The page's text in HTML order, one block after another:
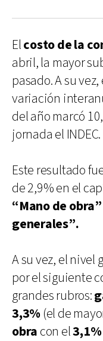
Elcosto de la
abril, la mayor
pasado. A su
variación
del año marcó
jornada el INDEC.
Este resultado
de 2,9% en el
“Mano de obra”
generales”.
A su vez, el nivel
por el siguiente
grandes rubros:
3,3% (el de
obra con el